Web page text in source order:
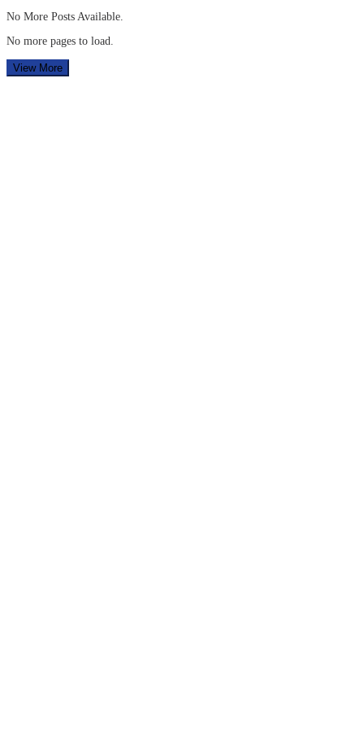
No More Posts Available.
No more pages to load.
View More